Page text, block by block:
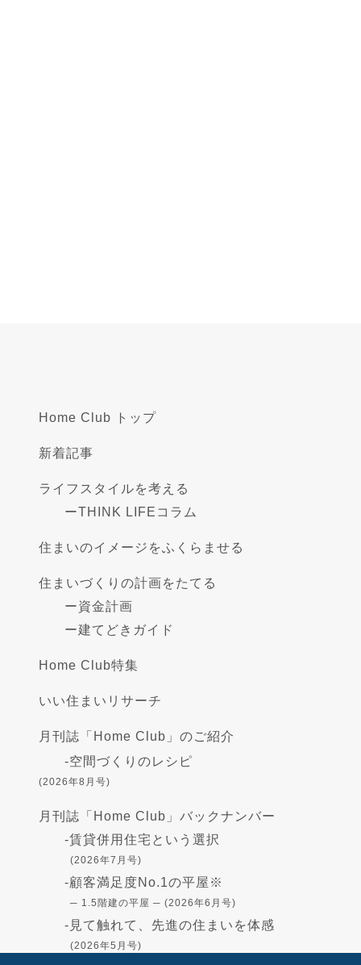
Home Club トップ
新着記事
ライフスタイルを考える
ーTHINK LIFEコラム
住まいのイメージをふくらませる
住まいづくりの計画をたてる
ー資金計画
ー建てどきガイド
Home Club特集
いい住まいリサーチ
月刊誌「Home Club」のご紹介
-空間づくりのレシピ
(2026年8月号)
月刊誌「Home Club」バックナンバー
-賃貸併用住宅という選択
(2026年7月号)
-顧客満足度No.1の平屋※
─ 1.5階建の平屋 ─ (2026年6月号)
- 見て触れて、先進の住まいを体感
(2026年5月号)